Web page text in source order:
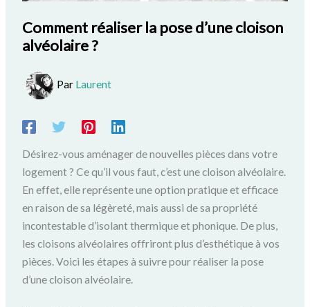
Comment réaliser la pose d’une cloison
alvéolaire ?
Par Laurent
Désirez-vous aménager de nouvelles pièces dans votre
logement ? Ce qu’il vous faut, c’est une cloison alvéolaire.
En effet, elle représente une option pratique et efficace
en raison de sa légèreté, mais aussi de sa propriété
incontestable d’isolant thermique et phonique. De plus,
les cloisons alvéolaires offriront plus d’esthétique à vos
pièces. Voici les étapes à suivre pour réaliser la pose
d’une cloison alvéolaire.